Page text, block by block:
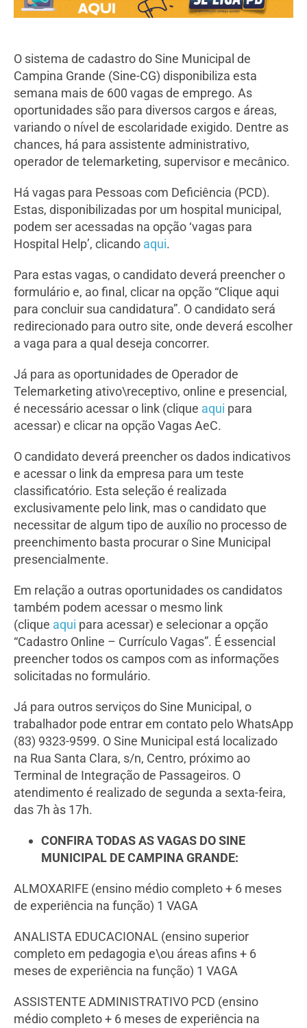
O sistema de cadastro do Sine Municipal de
Campina Grande (Sine-CG) disponibiliza esta
semana mais de 600 vagas de emprego. As
oportunidades são para diversos cargos e áreas,
variando o nível de escolaridade exigido. Dentre as
chances, há para assistente administrativo,
operador de telemarketing, supervisor e mecânico.
Há vagas para Pessoas com Deficiência (PCD).
Estas, disponibilizadas por um hospital municipal,
podem ser acessadas na opção ‘vagas para
Hospital Help’, clicando aqui.
Para estas vagas, o candidato deverá preencher o
formulário e, ao final, clicar na opção “Clique aqui
para concluir sua candidatura”. O candidato será
redirecionado para outro site, onde deverá escolher
a vaga para a qual deseja concorrer.
Já para as oportunidades de Operador de
Telemarketing ativo\receptivo, online e presencial,
é necessário acessar o link (clique aqui para
acessar) e clicar na opção Vagas AeC.
O candidato deverá preencher os dados indicativos
e acessar o link da empresa para um teste
classificatório. Esta seleção é realizada
exclusivamente pelo link, mas o candidato que
necessitar de algum tipo de auxílio no processo de
preenchimento basta procurar o Sine Municipal
presencialmente.
Em relação a outras oportunidades os candidatos
também podem acessar o mesmo link
(clique aqui para acessar) e selecionar a opção
“Cadastro Online – Currículo Vagas”. É essencial
preencher todos os campos com as informações
solicitadas no formulário.
Já para outros serviços do Sine Municipal, o
trabalhador pode entrar em contato pelo WhatsApp
(83) 9323-9599. O Sine Municipal está localizado
na Rua Santa Clara, s/n, Centro, próximo ao
Terminal de Integração de Passageiros. O
atendimento é realizado de segunda a sexta-feira,
das 7h às 17h.
CONFIRA TODAS AS VAGAS DO SINE
MUNICIPAL DE CAMPINA GRANDE:
ALMOXARIFE (ensino médio completo + 6 meses
de experiência na função) 1 VAGA
ANALISTA EDUCACIONAL (ensino superior
completo em pedagogia e\ou áreas afins + 6
meses de experiência na função) 1 VAGA
ASSISTENTE ADMINISTRATIVO PCD (ensino
médio completo + 6 meses de experiência na